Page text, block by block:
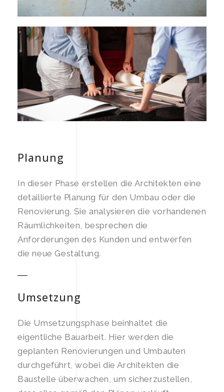
Planung
In dieser Phase erstellen die Architekten eine
detaillierte Planung für den Umbau oder die
Renovierung. Sie analysieren die vorhandenen
Räumlichkeiten, besprechen die
Anforderungen des Kunden und entwerfen
die neue Gestaltung.
Umsetzung
Die Umsetzungsphase beinhaltet die
eigentliche Bauarbeit. Hier werden die
geplanten Renovierungen und Umbauten
durchgeführt, wobei die Architekten die
Baustelle überwachen, um sicherzustellen,